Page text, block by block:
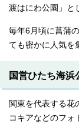
渡はにわ公園」と
毎年6月頃に菖蒲
ても密かに人気を
国営ひたち海浜
関東を代表する花
コキアなどのフォ